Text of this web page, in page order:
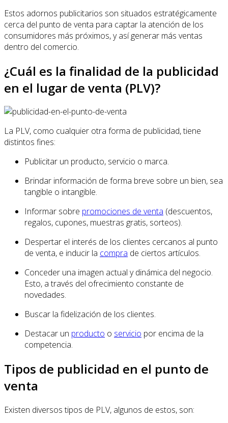
Estos adornos publicitarios son situados estratégicamente
cerca del punto de venta para captar la atención de los
consumidores más próximos, y así generar más ventas
dentro del comercio.
¿Cuál es la finalidad de la publicidad
en el lugar de venta (PLV)?
La PLV, como cualquier otra forma de publicidad, tiene
distintos fines:
Publicitar un producto, servicio o marca.
Brindar información de forma breve sobre un bien, sea
tangible o intangible.
Informar sobre promociones de venta (descuentos,
regalos, cupones, muestras gratis, sorteos).
Despertar el interés de los clientes cercanos al punto
de venta, e inducir la compra de ciertos artículos.
Conceder una imagen actual y dinámica del negocio.
Esto, a través del ofrecimiento constante de
novedades.
Buscar la fidelización de los clientes.
Destacar un producto o servicio por encima de la
competencia.
Tipos de publicidad en el punto de
venta
Existen diversos tipos de PLV, algunos de estos, son: